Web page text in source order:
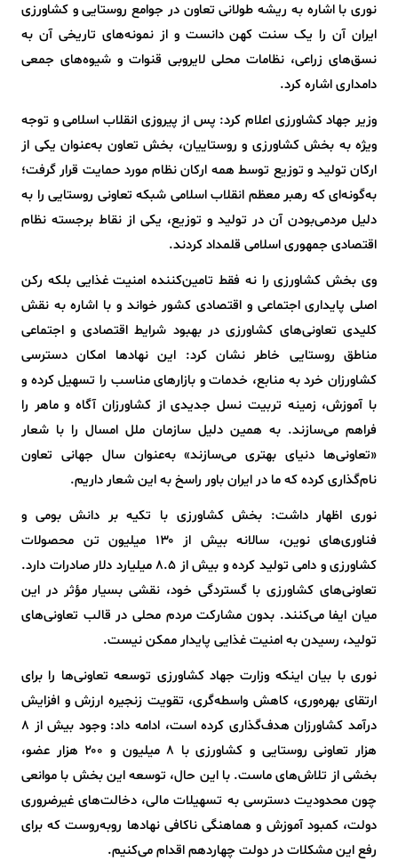
نوری با اشاره به ریشه طولانی تعاون در جوامع روستایی و کشاورزی
ایران آن را یک سنت کهن دانست و از نمونه‌های تاریخی آن به
نسق‌های زراعی، نظامات محلی لایروبی قنوات و شیوه‌های جمعی
دامداری اشاره کرد.
وزیر جهاد کشاورزی اعلام کرد: پس از پیروزی انقلاب اسلامی و توجه
ویژه به بخش کشاورزی و روستاییان، بخش تعاون به‌عنوان یکی از
ارکان تولید و توزیع توسط همه ارکان نظام مورد حمایت قرار گرفت؛
به‌گونه‌ای که رهبر معظم انقلاب اسلامی شبکه تعاونی روستایی را به
دلیل مردمی‌بودن آن در تولید و توزیع، یکی از نقاط برجسته نظام
اقتصادی جمهوری اسلامی قلمداد کردند.
وی بخش کشاورزی را نه‌ فقط تامین‌کننده امنیت غذایی بلکه رکن
اصلی پایداری اجتماعی و اقتصادی کشور خواند و با اشاره به نقش
کلیدی تعاونی‌های کشاورزی در بهبود شرایط اقتصادی و اجتماعی
مناطق روستایی خاطر نشان کرد: این نهادها امکان دسترسی
کشاورزان خرد به منابع، خدمات و بازارهای مناسب را تسهیل کرده و
با آموزش، زمینه تربیت نسل جدیدی از کشاورزان آگاه و ماهر را
فراهم می‌سازند. به همین دلیل سازمان ملل امسال را با شعار
«تعاونی‌ها دنیای بهتری می‌سازند» به‌عنوان سال جهانی تعاون
نام‌گذاری کرده که ما در ایران باور راسخ به این شعار داریم.
نوری اظهار داشت: بخش کشاورزی با تکیه بر دانش بومی و
فناوری‌های نوین، سالانه بیش از ۱۳۰ میلیون تن محصولات
کشاورزی و دامی تولید کرده و بیش از ۸.۵ میلیارد دلار صادرات دارد.
تعاونی‌های کشاورزی با گستردگی خود، نقشی بسیار مؤثر در این
میان ایفا می‌کنند. بدون مشارکت مردم محلی در قالب تعاونی‌های
تولید، رسیدن به امنیت غذایی پایدار ممکن نیست.
نوری با بیان اینکه وزارت جهاد کشاورزی توسعه تعاونی‌ها را برای
ارتقای بهره‌وری، کاهش واسطه‌گری، تقویت زنجیره ارزش و افزایش
درآمد کشاورزان هدف‌گذاری کرده است، ادامه داد: وجود بیش از ۸
هزار تعاونی روستایی و کشاورزی با ۸ میلیون و ۲۰۰ هزار عضو،
بخشی از تلاش‌های ماست. با این حال، توسعه این بخش با موانعی
چون محدودیت دسترسی به تسهیلات مالی، دخالت‌های غیرضروری
دولت، کمبود آموزش و هماهنگی ناکافی نهادها روبه‌روست که برای
رفع این مشکلات در دولت چهاردهم اقدام می‌کنیم.